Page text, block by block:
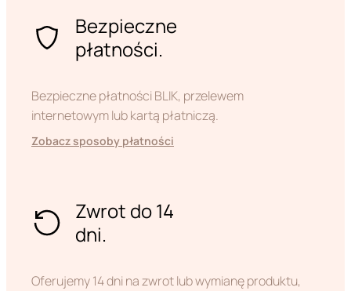
Bezpieczne
płatności.
Bezpieczne płatności BLIK, przelewem
internetowym lub kartą płatniczą.
Zobacz sposoby płatności
Zwrot do 14
dni.
Oferujemy 14 dni na zwrot lub wymianę produktu,